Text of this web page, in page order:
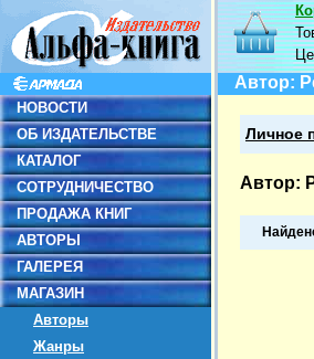
НОВОСТИ
ОБ ИЗДАТЕЛЬСТВЕ
КАТАЛОГ
СОТРУДНИЧЕСТВО
ПРОДАЖА КНИГ
АВТОРЫ
ГАЛЕРЕЯ
МАГАЗИН
Авторы
Жанры
Автор:
Личное
Автор: